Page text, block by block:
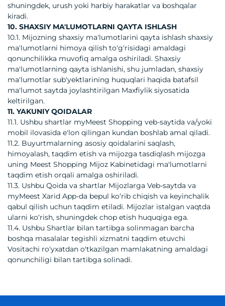
shuningdek, urush yoki harbiy harakatlar va boshqalar
kiradi.
10. SHAXSIY MA'LUMOTLARNI QAYTA ISHLASH
10.1. Mijozning shaxsiy ma'lumotlarini qayta ishlash shaxsiy
ma'lumotlarni himoya qilish to'g'risidagi amaldagi
qonunchilikka muvofiq amalga oshiriladi. Shaxsiy
ma'lumotlarning qayta ishlanishi, shu jumladan, shaxsiy
ma'lumotlar sub'yektlarining huquqlari haqida batafsil
ma'lumot saytda joylashtirilgan Maxfiylik siyosatida
keltirilgan.
11. YAKUNIY QOIDALAR
11.1. Ushbu shartlar myMeest Shopping veb-saytida va/yoki
mobil ilovasida e'lon qilingan kundan boshlab amal qiladi.
11.2. Buyurtmalarning asosiy qoidalarini saqlash,
himoyalash, taqdim etish va mijozga tasdiqlash mijozga
uning Meest Shopping Mijoz Kabinetidagi ma'lumotlarni
taqdim etish orqali amalga oshiriladi.
11.3. Ushbu Qoida va shartlar Mijozlarga Veb-saytda va
myMeest Xarid App-da bepul koʻrib chiqish va keyinchalik
qabul qilish uchun taqdim etiladi. Mijozlar istalgan vaqtda
ularni koʻrish, shuningdek chop etish huquqiga ega.
11.4. Ushbu Shartlar bilan tartibga solinmagan barcha
boshqa masalalar tegishli xizmatni taqdim etuvchi
Vositachi ro'yxatdan o'tkazilgan mamlakatning amaldagi
qonunchiligi bilan tartibga solinadi.